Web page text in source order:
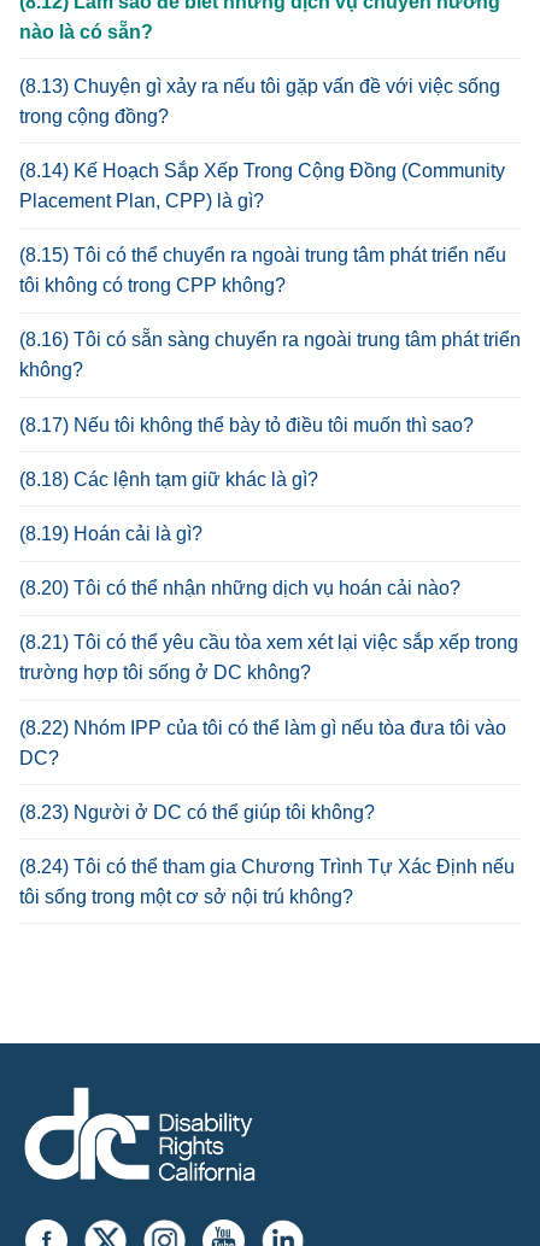
nào là có sẵn?
(8.13) Chuyện gì xảy ra nếu tôi gặp vấn đề với việc sống
trong cộng đồng?
(8.14) Kế Hoạch Sắp Xếp Trong Cộng Đồng (Community
Placement Plan, CPP) là gì?
(8.15) Tôi có thể chuyển ra ngoài trung tâm phát triển nếu
tôi không có trong CPP không?
(8.16) Tôi có sẵn sàng chuyển ra ngoài trung tâm phát triển
không?
(8.17) Nếu tôi không thể bày tỏ điều tôi muốn thì sao?
(8.18) Các lệnh tạm giữ khác là gì?
(8.19) Hoán cải là gì?
(8.20) Tôi có thể nhận những dịch vụ hoán cải nào?
(8.21) Tôi có thể yêu cầu tòa xem xét lại việc sắp xếp trong
trường hợp tôi sống ở DC không?
(8.22) Nhóm IPP của tôi có thể làm gì nếu tòa đưa tôi vào
DC?
(8.23) Người ở DC có thể giúp tôi không?
(8.24) Tôi có thể tham gia Chương Trình Tự Xác Định nếu
tôi sống trong một cơ sở nội trú không?